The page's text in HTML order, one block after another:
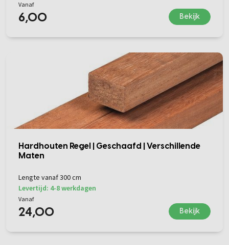
Vanaf
6,00 Bekijk
Hardhouten Regel | Geschaafd | Verschillende
Maten
Lengte vanaf 300 cm
Levertijd: 4-8 werkdagen
Vanaf
24,00 Bekijk